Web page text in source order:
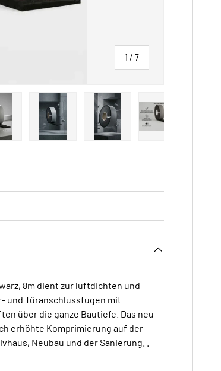
1 /von
7
8m dient zur luftdichten und
und Türanschlussfugen mit
über die ganze Bautiefe. Das neu
erhöhte Komprimierung auf der
Neubau und der Sanierung. .